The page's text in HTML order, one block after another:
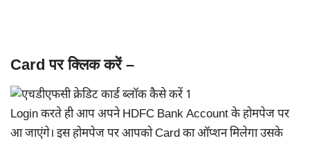
Card पर क्लिक करें –
Login करते ही आप अपने HDFC Bank Account के होमपेज पर
आ जाएंगे। इस होमपेज पर आपको Card का ऑप्शन मिलेगा उसके